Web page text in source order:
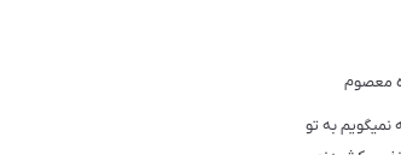
معصوم
به تو